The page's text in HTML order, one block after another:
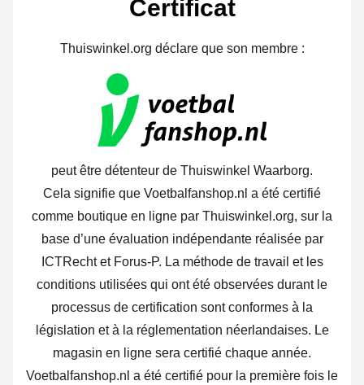
Certificat
Thuiswinkel.org déclare que son membre :
peut être détenteur de Thuiswinkel Waarborg.
Cela signifie que Voetbalfanshop.nl a été certifié
comme boutique en ligne par Thuiswinkel.org, sur la
base d’une évaluation indépendante réalisée par
ICTRecht et Forus-P. La méthode de travail et les
conditions utilisées qui ont été observées durant le
processus de certification sont conformes à la
législation et à la réglementation néerlandaises. Le
magasin en ligne sera certifié chaque année.
Voetbalfanshop.nl a été certifié pour la première fois le